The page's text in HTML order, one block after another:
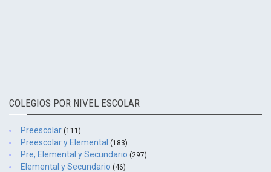
COLEGIOS POR NIVEL ESCOLAR
Preescolar (111)
Preescolar y Elemental (183)
Pre, Elemental y Secundario (297)
Elemental y Secundario (46)